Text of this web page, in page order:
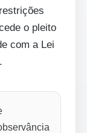
o pleito
com a Lei